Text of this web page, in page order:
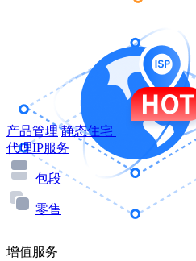
产品管理 静态住宅
代理IP服务
包段
零售
增值服务